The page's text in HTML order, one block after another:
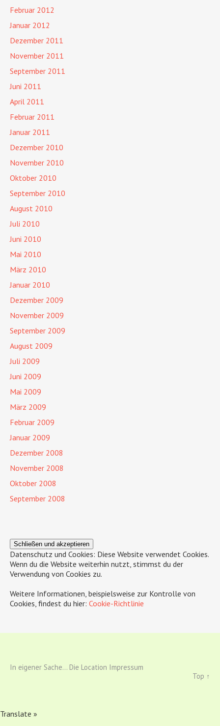
Februar 2012
Januar 2012
Dezember 2011
November 2011
September 2011
Juni 2011
April 2011
Februar 2011
Januar 2011
Dezember 2010
November 2010
Oktober 2010
September 2010
August 2010
Juli 2010
Juni 2010
Mai 2010
März 2010
Januar 2010
Dezember 2009
November 2009
September 2009
August 2009
Juli 2009
Juni 2009
Mai 2009
März 2009
Februar 2009
Januar 2009
Dezember 2008
November 2008
Oktober 2008
September 2008
Datenschutz und Cookies: Diese Website verwendet Cookies.
Wenn du die Website weiterhin nutzt, stimmst du der
Verwendung von Cookies zu.
Weitere Informationen, beispielsweise zur Kontrolle von
Cookies, findest du hier: Cookie-Richtlinie
In eigener Sache... Die Location Impressum
Top ↑
Translate »